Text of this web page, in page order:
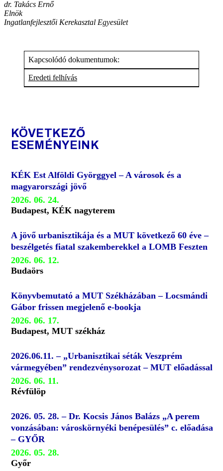
dr. Takács Ernő
Elnök
Ingatlanfejlesztői Kerekasztal Egyesület
Kapcsolódó dokumentumok:
Eredeti felhívás
KÖVETKEZŐ
ESEMÉNYEINK
KÉK Est Alföldi Györggyel – A városok és a
magyarországi jövő
2026. 06. 24.
Budapest, KÉK nagyterem
A jövő urbanisztikája és a MUT következő 60 éve –
beszélgetés fiatal szakemberekkel a LOMB Feszten
2026. 06. 12.
Budaörs
Könyvbemutató a MUT Székházában – Locsmándi
Gábor frissen megjelenő e-bookja
2026. 06. 17.
Budapest, MUT székház
2026.06.11. – „Urbanisztikai séták Veszprém
vármegyében” rendezvénysorozat – MUT előadással
2026. 06. 11.
Révfülöp
2026. 05. 28. – Dr. Kocsis János Balázs „A perem
vonzásában: városkörnyéki benépesülés” c. előadása
– GYŐR
2026. 05. 28.
Győr